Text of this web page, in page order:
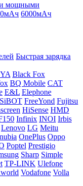
мощными
6000мАч
Быстрая зарядка
Black Fox
BQ Mobile CAT
E&L Elephone
FreeYond Fujitsu
HiSense HMD
Infinix INOI Irbis
Lenovo LG Meitu
nubia OnePlus Oppo
Poptel Prestigio
Sharp Simple
TP-LINK Ulefone
Vodafone Volla